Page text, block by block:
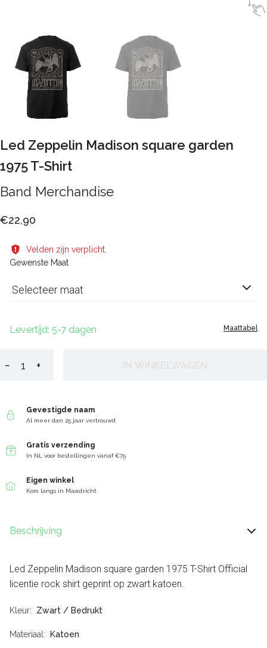
Led Zeppelin Madison square garden
1975 T-Shirt
Band Merchandise
€22,90
Velden zijn verplicht.
Gewenste Maat
Selecteer maat
Maattabel
Levertijd: 5-7 dagen
− +
Gevestigde naam
Al meer dan 25 jaar vertrouwd
Gratis verzending
In NL voor bestellingen vanaf €75
Eigen winkel
Kom langs in Maastricht
Beschrijving
Led Zeppelin Madison square garden 1975 T-Shirt Official
licentie rock shirt geprint op zwart katoen.
Kleur Zwart / Bedrukt
Materiaal Katoen